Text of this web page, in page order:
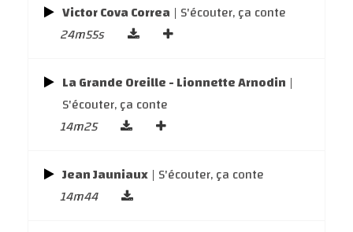
Victor Cova Correa | S'écouter, ça conte
24m55s
La Grande Oreille - Lionnette Arnodin |
S'écouter, ça conte
14m25
Jean Jauniaux | S'écouter, ça conte
14m44